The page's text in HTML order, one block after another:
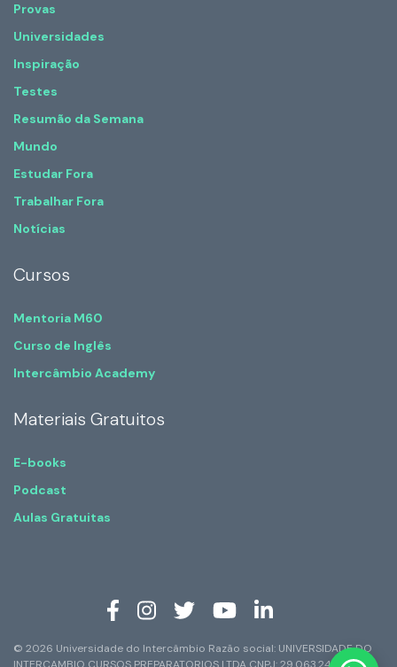
Provas
Universidades
Inspiração
Testes
Resumão da Semana
Mundo
Estudar Fora
Trabalhar Fora
Notícias
Cursos
Mentoria M60
Curso de Inglês
Intercâmbio Academy
Materiais Gratuitos
E-books
Podcast
Aulas Gratuitas
© 2026 Universidade do Intercâmbio Razão social: UNIVERSIDADE DO